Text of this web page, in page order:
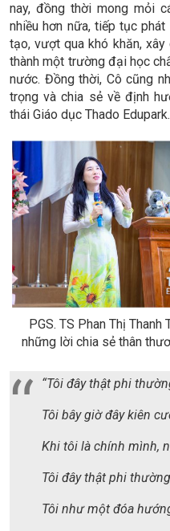
nay, đồng thời mong mỏi
nhiều hơn nữa, tiếp tục
tạo, vượt qua khó khăn,
thành một trường đại học
nước. Đồng thời, Cô cũng
trọng và chia sẻ về định
thái Giáo dục Thado Edupark.
PGS. TS Phan Thị
những lời chia sẻ thân
“Tôi đây thật phi
Tôi bây giờ đây kiên
Khi tôi là chính mình,
Tôi đây thật phi thường
Tôi như một đóa